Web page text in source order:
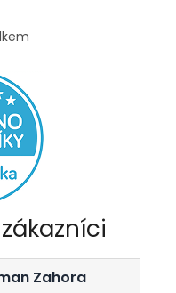
Zahora